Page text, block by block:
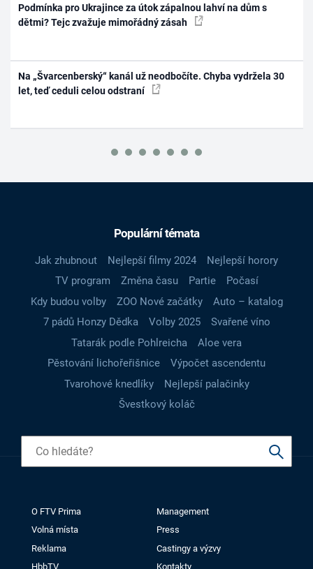
Podmínka pro Ukrajince za útok zápalnou lahví na dům s
dětmi? Tejc zvažuje mimořádný zásah
Na „Švarcenberský“ kanál už neodbočíte. Chyba vydržela 30
let, teď ceduli celou odstraní
Populární témata
Jak zhubnout Nejlepší filmy 2024
Nejlepší horory
TV program
Změna času Partie
Počasí
Kdy budou volby
ZOO Nové začátky
Auto – katalog
7 pádů Honzy Dědka
Volby 2025
Svařené víno
Tatarák podle Pohlreicha
Aloe vera
Pěstování lichořeřišnice
Výpočet ascendentu
Tvarohové knedlíky
Nejlepší palačinky
Švestkový koláč
O FTV Prima
Management
Volná místa
Press
Reklama
Castingy a výzvy
HbbTV
Kontakty